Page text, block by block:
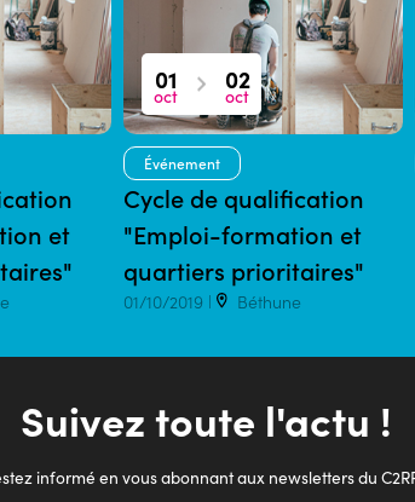
et
01
oct
02
oct
Événement
Cycle de qualification
"Emploi-formation et
quartiers prioritaires"
01/10/2019 | Béthune
Suivez toute l'actu !
informé en vous abonnant aux newsletters du